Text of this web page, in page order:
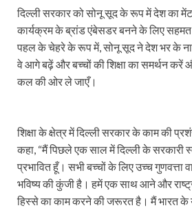
दिल्ली सरकार को सोनू सूद के रूप में देश का
कार्यक्रम के ब्रांड एंबेसडर बनने के लिए
पहल के चेहरे के रूप में, सोनू सूद ने देश भर के
वे आगे बढ़ें और बच्चों की शिक्षा का समर्थन
कल की ओर ले जाएँ।
शिक्षा के क्षेत्र में दिल्ली सरकार के काम की
कहा, “मैं पिछले एक साल में दिल्ली के सरकारी
प्रभावित हूँ। सभी बच्चों के लिए उच्च गुणवत्ता
भविष्य की कुंजी है। हमें एक साथ आने और
हिस्से का काम करने की जरूरत है। मैं भारत